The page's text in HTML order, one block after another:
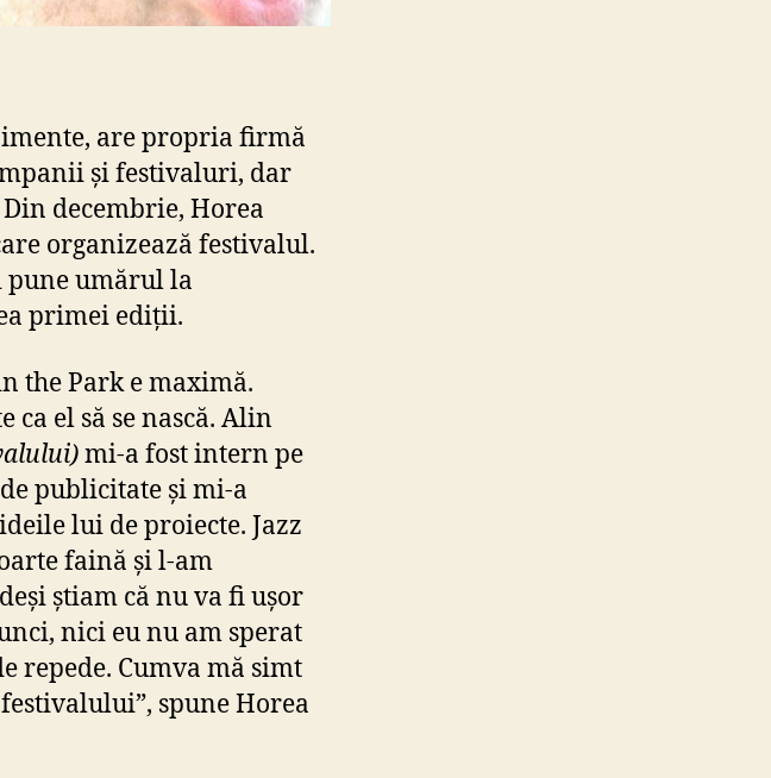
are propria firmă
și festivaluri, dar
decembrie, Horea
organizează festivalul.
pune umărul la
primei ediții.
the Park e maximă.
el să se nască. Alin
mi-a fost intern pe
publicitate și mi-a
lui de proiecte. Jazz
faină și l-am
știam că nu va fi ușor
nici eu nu am sperat
repede. Cumva mă simt
spune Horea